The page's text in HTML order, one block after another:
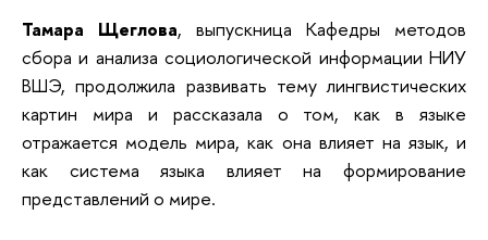
Тамара Щеглова, выпускница Кафедры методов
сбора и анализа социологической информации НИУ
ВШЭ, продолжила развивать тему лингвистических
картин мира и рассказала о том, как в языке
отражается модель мира, как она влияет на язык, и
как система языка влияет на формирование
представлений о мире.